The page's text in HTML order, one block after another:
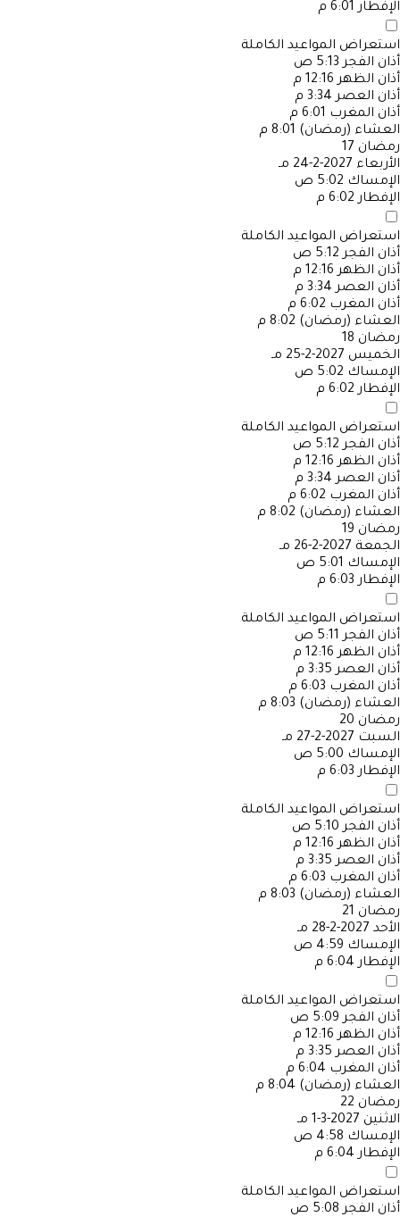
الإفطار 6:01 م
استعراض المواعيد الكاملة
أذان الفجر 5:13 ص
أذان الظهر 12:16 م
أذان العصر 3:34 م
أذان المغرب 6:01 م
العشاء (رمضان) 8:01 م
رمضان 17
الأربعاء 2027-2-24 مـ
الإمساك 5:02 ص
الإفطار 6:02 م
استعراض المواعيد الكاملة
أذان الفجر 5:12 ص
أذان الظهر 12:16 م
أذان العصر 3:34 م
أذان المغرب 6:02 م
العشاء (رمضان) 8:02 م
رمضان 18
الخميس 2027-2-25 مـ
الإمساك 5:02 ص
الإفطار 6:02 م
استعراض المواعيد الكاملة
أذان الفجر 5:12 ص
أذان الظهر 12:16 م
أذان العصر 3:34 م
أذان المغرب 6:02 م
العشاء (رمضان) 8:02 م
رمضان 19
الجمعة 2027-2-26 مـ
الإمساك 5:01 ص
الإفطار 6:03 م
استعراض المواعيد الكاملة
أذان الفجر 5:11 ص
أذان الظهر 12:16 م
أذان العصر 3:35 م
أذان المغرب 6:03 م
العشاء (رمضان) 8:03 م
رمضان 20
السبت 2027-2-27 مـ
الإمساك 5:00 ص
الإفطار 6:03 م
استعراض المواعيد الكاملة
أذان الفجر 5:10 ص
أذان الظهر 12:16 م
أذان العصر 3:35 م
أذان المغرب 6:03 م
العشاء (رمضان) 8:03 م
رمضان 21
الأحد 2027-2-28 مـ
الإمساك 4:59 ص
الإفطار 6:04 م
استعراض المواعيد الكاملة
أذان الفجر 5:09 ص
أذان الظهر 12:16 م
أذان العصر 3:35 م
أذان المغرب 6:04 م
العشاء (رمضان) 8:04 م
رمضان 22
الاثنين 2027-3-1 مـ
الإمساك 4:58 ص
الإفطار 6:04 م
استعراض المواعيد الكاملة
أذان الفجر 5:08 ص